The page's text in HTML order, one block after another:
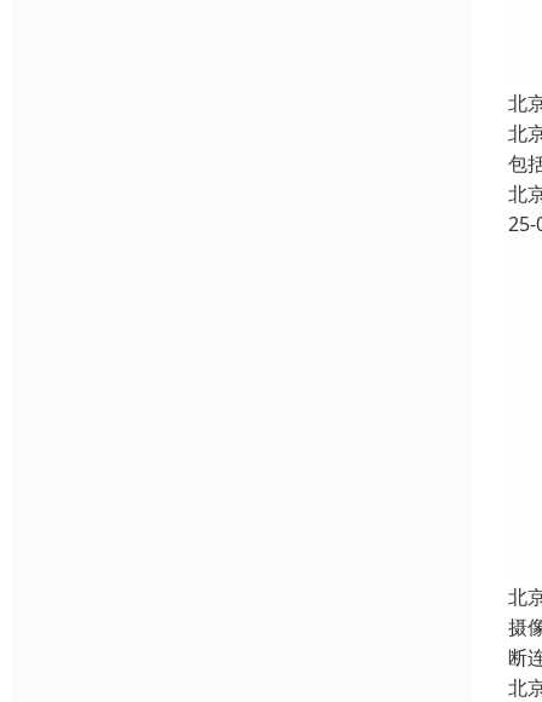
北
北
包
北
25-
北
摄
断
北